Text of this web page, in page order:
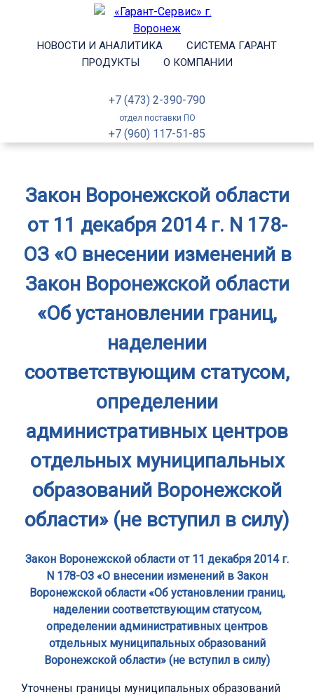
НОВОСТИ И АНАЛИТИКА
СИСТЕМА ГАРАНТ
ПРОДУКТЫ
О КОМПАНИИ
+7 (473) 2-390-790
отдел поставки ПО
+7 (960) 117-51-85
Закон Воронежской области
от 11 декабря 2014 г. N 178-
ОЗ «О внесении изменений в
Закон Воронежской области
«Об установлении границ,
наделении
соответствующим статусом,
определении
административных центров
отдельных муниципальных
образований Воронежской
области» (не вступил в силу)
Закон Воронежской области от 11 декабря 2014 г.
N 178-ОЗ «О внесении изменений в Закон
Воронежской области «Об установлении границ,
наделении соответствующим статусом,
определении административных центров
отдельных муниципальных образований
Воронежской области» (не вступил в силу)
Уточнены границы муниципальных образований